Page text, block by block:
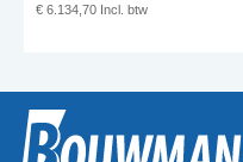
€6.134,70